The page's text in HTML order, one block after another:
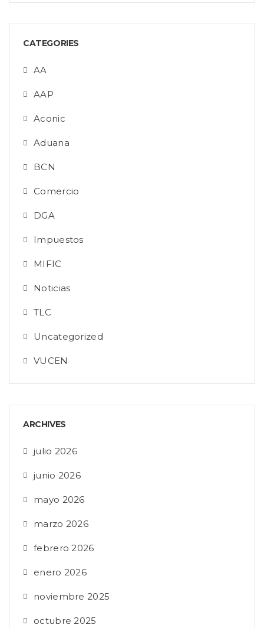
CATEGORIES
AA
AAP
Aconic
Aduana
BCN
Comercio
DGA
Impuestos
MIFIC
Noticias
TLC
Uncategorized
VUCEN
ARCHIVES
julio 2026
junio 2026
mayo 2026
marzo 2026
febrero 2026
enero 2026
noviembre 2025
octubre 2025